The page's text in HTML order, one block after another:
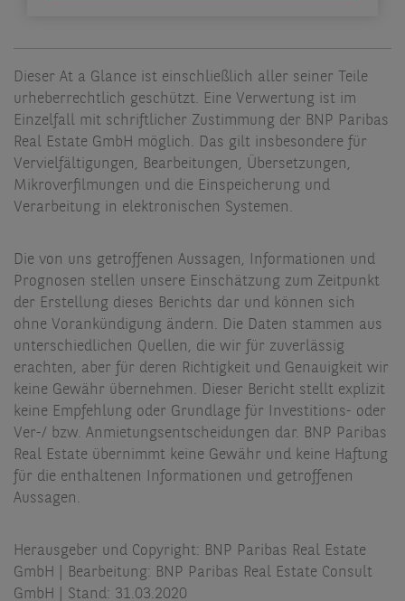
Dieser At a Glance ist einschließlich aller seiner Teile
urheberrechtlich geschützt. Eine Verwertung ist im
Einzelfall mit schriftlicher Zustimmung der BNP Paribas
Real Estate GmbH möglich. Das gilt insbesondere für
Vervielfältigungen, Bearbeitungen, Übersetzungen,
Mikroverfilmungen und die Einspeicherung und
Verarbeitung in elektronischen Systemen.
Die von uns getroffenen Aussagen, Informationen und
Prognosen stellen unsere Einschätzung zum Zeitpunkt
der Erstellung dieses Berichts dar und können sich
ohne Vorankündigung ändern. Die Daten stammen aus
unterschiedlichen Quellen, die wir für zuverlässig
erachten, aber für deren Richtigkeit und Genauigkeit wir
keine Gewähr übernehmen. Dieser Bericht stellt explizit
keine Empfehlung oder Grundlage für Investitions- oder
Ver-/ bzw. Anmietungsentscheidungen dar. BNP Paribas
Real Estate übernimmt keine Gewähr und keine Haftung
für die enthaltenen Informationen und getroffenen
Aussagen.
Herausgeber und Copyright: BNP Paribas Real Estate
GmbH | Bearbeitung: BNP Paribas Real Estate Consult
GmbH | Stand: 31.03.2020